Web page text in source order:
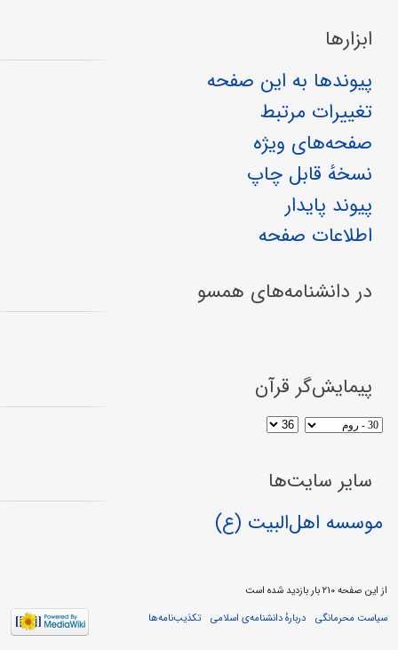
ابزارها
پیوندها به این صفحه
تغییرات مرتبط
صفحه‌های ویژه
نسخهٔ قابل چاپ
پیوند پایدار
اطلاعات صفحه
در دانشنامه‌های همسو
پیمایش‌گر قرآن
سایر سایت‌ها
موسسه اهل‌البیت (ع)
از این صفحه ۲۱۰ بار بازدید شده است
سیاست محرمانگی
دربارهٔ دانشنامه‌ی اسلامی تکذیب‌نامه‌ها